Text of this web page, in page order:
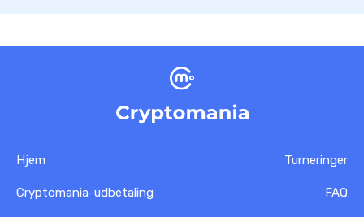
Hjem Turneringer
Cryptomania-udbetaling FAQ